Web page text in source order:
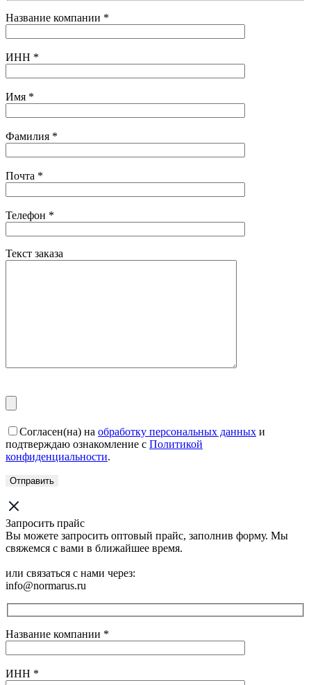
Название компании *
ИНН *
Имя *
Фамилия *
Почта *
Телефон *
Текст заказа
Согласен(на) на обработку персональных данных и
подтверждаю ознакомление с Политикой
конфиденциальности.
Запросить прайс
Вы можете запросить оптовый прайс, заполнив форму. Мы
свяжемся с вами в ближайшее время.
или связаться с нами через:
info@normarus.ru
Название компании *
ИНН *